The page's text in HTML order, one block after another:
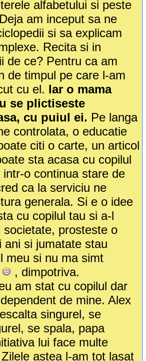
alfabetului si peste
am inceput sa ne
si sa explicam
Recita si in
de ce? Pentru ca am
de timpul pe care l-am
cu el. Iar o mama
se plictiseste
cu puiul ei. Pe langa
controlata, o educatie
citi o carte, un articol
sta acasa cu copilul
o continua stare de
ca la serviciu ne
generala. Si e o idee
cu copilul tau si a-l
societate, prosteste o
ani si jumatate stau
meu si nu ma simt
, dimpotriva.
am stat cu copilul dar
de mine. Alex
singurel, se
se spala, papa
lui face multe
astea l-am tot lasat